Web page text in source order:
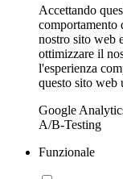
Accettando
comportamento
nostro sito web
ottimizzare il
l'esperienza
questo sito web
Google
A/B-Testing
Funzionale